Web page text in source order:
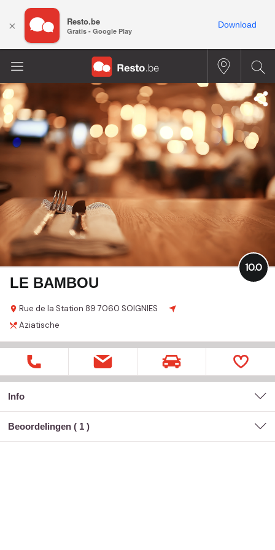
LE BAMBOU
Rue de la Station 89 7060 SOIGNIES
10.0
Aziatische
Info
Beoordelingen ( 1 )
× Resto.be
Gratis - Google Play
Download